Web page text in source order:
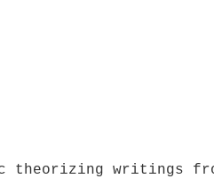
writings